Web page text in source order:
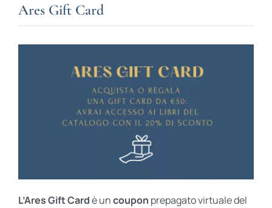
Ares Gift Card
L’Ares Gift Cardè uncoupon prepagato virtuale del